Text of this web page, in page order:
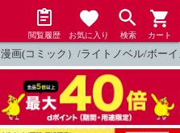
閲覧履歴 お気に入り 検索 カート
漫画(コミック）/ライトノベル/ボー